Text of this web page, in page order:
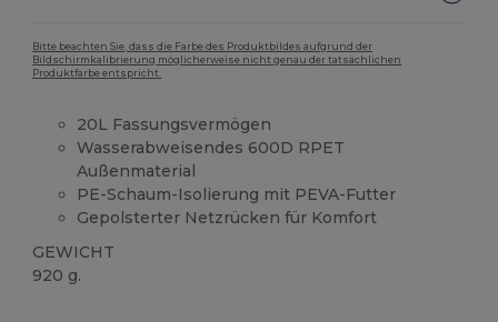
Bitte beachten Sie, dass die Farbe des Produktbildes aufgrund der
Bildschirmkalibrierung möglicherweise nicht genau der tatsächlichen
Produktfarbe entspricht.
20L Fassungsvermögen
Wasserabweisendes 600D RPET
Außenmaterial
PE-Schaum-Isolierung mit PEVA-Futter
Gepolsterter Netzrücken für Komfort
GEWICHT
920 g.